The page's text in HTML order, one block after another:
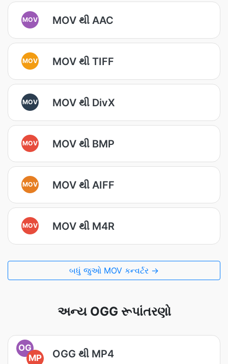
MOV MOV થી AAC
MOV MOV થી TIFF
MOV MOV થી DivX
MOV MOV થી BMP
MOV MOV થી AIFF
MOV MOV થી M4R
બધું જુઓ MOV કન્વર્ટર →
અન્ય OGG રૂપાંતરણો
OG
MP
OGG થી MP4